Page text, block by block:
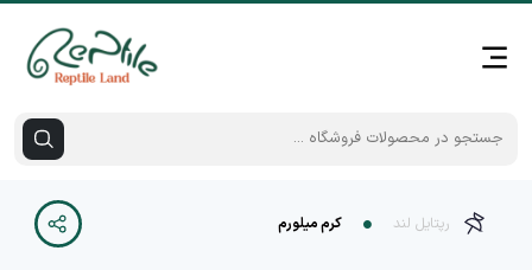
رپتایل لند کرم میلورم